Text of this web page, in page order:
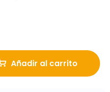
Añadir al carrito